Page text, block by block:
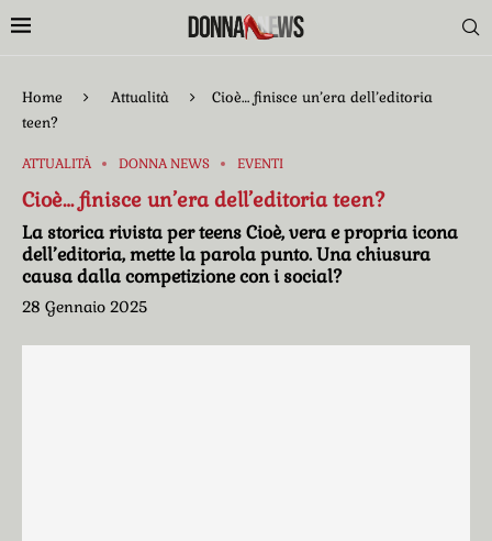
Home Attualità
Cioè… finisce un’era dell’editoria
teen?
ATTUALITÀ DONNA NEWS EVENTI
Cioè… finisce un’era dell’editoria teen?
La storica rivista per teens Cioè, vera e propria icona
dell’editoria, mette la parola punto. Una chiusura
causa dalla competizione con i social?
28 Gennaio 2025